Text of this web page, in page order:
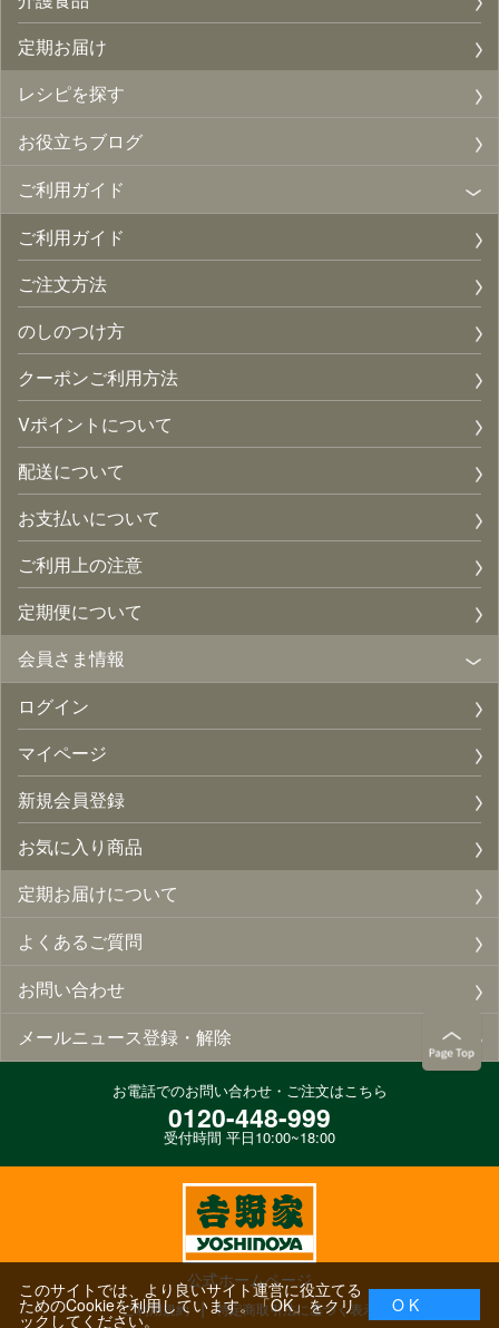
定期お届け
レシピを探す
お役立ちブログ
ご利用ガイド
ご利用ガイド
ご注文方法
のしのつけ方
クーポンご利用方法
Vポイントについて
配送について
お支払いについて
ご利用上の注意
定期便について
会員さま情報
ログイン
マイページ
新規会員登録
お気に入り商品
定期お届けについて
よくあるご質問
お問い合わせ
メールニュース登録・解除
お電話でのお問い合わせ・ご注文はこちら
0120-448-999
受付時間 平日10:00~18:00
公式ホームページ
ご利用規約 特定商取引法に基づく表示
このサイトでは、より良いサイト運営に役立てる
ためのCookieを利用しています。「OK」をクリ
ックしてください。
O K